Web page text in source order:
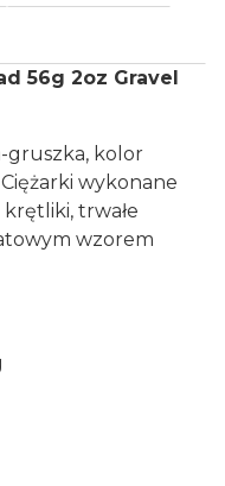
56g 2oz Gravel
gruszka, kolor
wykonane
trwałe
wzorem